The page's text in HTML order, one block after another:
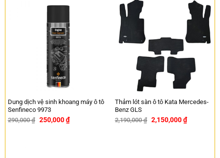
Dung dịch vệ sinh khoang máy ô tô
Senfineco 9973
290,000₫ 250,000₫
Thảm lót sàn ô tô Kata Mercedes-
Benz GLS
2,190,000₫ 2,150,000₫